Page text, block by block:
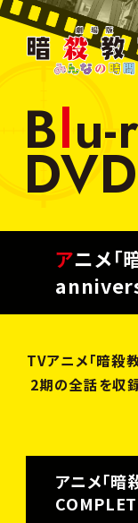
劇
場
教
み
の
IN
C
C
Blu-r
DVD
アニメ「
anniver
TVアニメ「暗殺
2期の全話を収
アニメ「